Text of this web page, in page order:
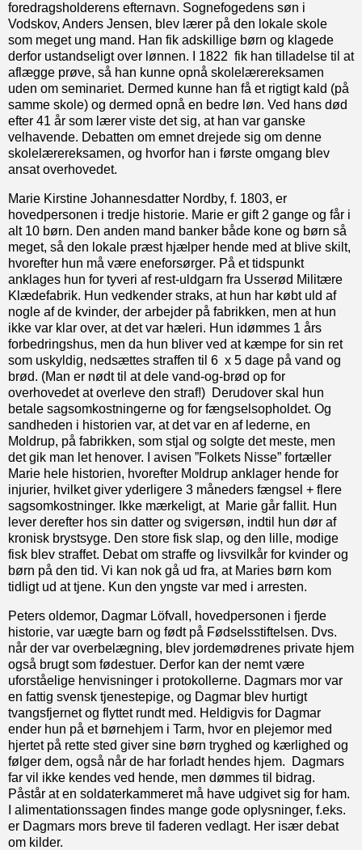
foredragsholderens efternavn. Sognefogedens søn i
Vodskov, Anders Jensen, blev lærer på den lokale skole
som meget ung mand. Han fik adskillige børn og klagede
derfor ustandseligt over lønnen. I 1822 fik han tilladelse til at
aflægge prøve, så han kunne opnå skolelærereksamen
uden om seminariet. Dermed kunne han få et rigtigt kald (på
samme skole) og dermed opnå en bedre løn. Ved hans død
efter 41 år som lærer viste det sig, at han var ganske
velhavende. Debatten om emnet drejede sig om denne
skolelærereksamen, og hvorfor han i første omgang blev
ansat overhovedet.
Marie Kirstine Johannesdatter Nordby, f. 1803, er
hovedpersonen i tredje historie. Marie er gift 2 gange og får i
alt 10 børn. Den anden mand banker både kone og børn så
meget, så den lokale præst hjælper hende med at blive skilt,
hvorefter hun må være eneforsørger. På et tidspunkt
anklages hun for tyveri af rest-uldgarn fra Usserød Militære
Klædefabrik. Hun vedkender straks, at hun har købt uld af
nogle af de kvinder, der arbejder på fabrikken, men at hun
ikke var klar over, at det var hæleri. Hun idømmes 1 års
forbedringshus, men da hun bliver ved at kæmpe for sin ret
som uskyldig, nedsættes straffen til 6 x 5 dage på vand og
brød. (Man er nødt til at dele vand-og-brød op for
overhovedet at overleve den straf!) Derudover skal hun
betale sagsomkostningerne og for fængselsopholdet. Og
sandheden i historien var, at det var en af lederne, en
Moldrup, på fabrikken, som stjal og solgte det meste, men
det gik man let henover. I avisen ”Folkets Nisse” fortæller
Marie hele historien, hvorefter Moldrup anklager hende for
injurier, hvilket giver yderligere 3 måneders fængsel + flere
sagsomkostninger. Ikke mærkeligt, at Marie går fallit. Hun
lever derefter hos sin datter og svigersøn, indtil hun dør af
kronisk brystsyge. Den store fisk slap, og den lille, modige
fisk blev straffet. Debat om straffe og livsvilkår for kvinder og
børn på den tid. Vi kan nok gå ud fra, at Maries børn kom
tidligt ud at tjene. Kun den yngste var med i arresten.
Peters oldemor, Dagmar Löfvall, hovedpersonen i fjerde
historie, var uægte barn og født på Fødselsstiftelsen. Dvs.
når der var overbelægning, blev jordemødrenes private hjem
også brugt som fødestuer. Derfor kan der nemt være
uforståelige henvisninger i protokollerne. Dagmars mor var
en fattig svensk tjenestepige, og Dagmar blev hurtigt
tvangsfjernet og flyttet rundt med. Heldigvis for Dagmar
ender hun på et børnehjem i Tarm, hvor en plejemor med
hjertet på rette sted giver sine børn tryghed og kærlighed og
følger dem, også når de har forladt hendes hjem. Dagmars
far vil ikke kendes ved hende, men dømmes til bidrag.
Påstår at en soldaterkammeret må have udgivet sig for ham.
I alimentationssagen findes mange gode oplysninger, f.eks.
er Dagmars mors breve til faderen vedlagt. Her især debat
om kilder.